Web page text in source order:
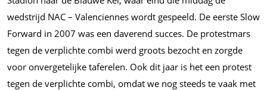
wedstrijd NAC – Valenciennes wordt gespeeld. De eerste Slow
Forward in 2007 was een daverend succes. De protestmars
tegen de verplichte combi werd groots bezocht en zorgde
voor onvergetelijke taferelen. Ook dit jaar is het een protest
tegen de verplichte combi, omdat we nog steeds te vaak met